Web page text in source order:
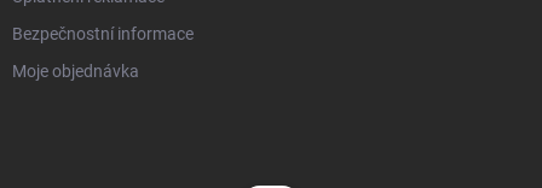
Bezpečnostní informace
Moje objednávka